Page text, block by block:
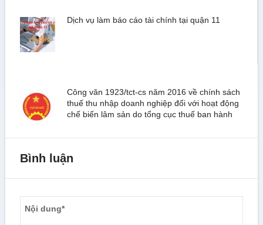
Dịch vụ làm báo cáo tài chính tại quận 11
Công văn 1923/tct-cs năm 2016 về chính sách
thuế thu nhập doanh nghiệp đối với hoạt động
chế biến lâm sản do tổng cục thuế ban hành
Bình luận